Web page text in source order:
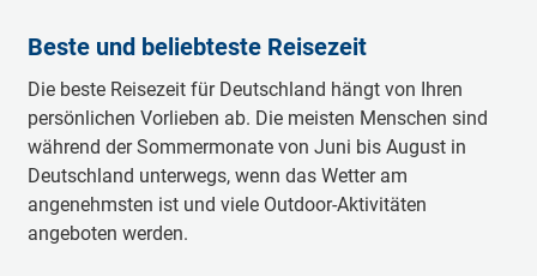
Beste und beliebteste Reisezeit
Die beste Reisezeit für Deutschland hängt von Ihren
persönlichen Vorlieben ab. Die meisten Menschen sind
während der Sommermonate von Juni bis August in
Deutschland unterwegs, wenn das Wetter am
angenehmsten ist und viele Outdoor-Aktivitäten
angeboten werden.